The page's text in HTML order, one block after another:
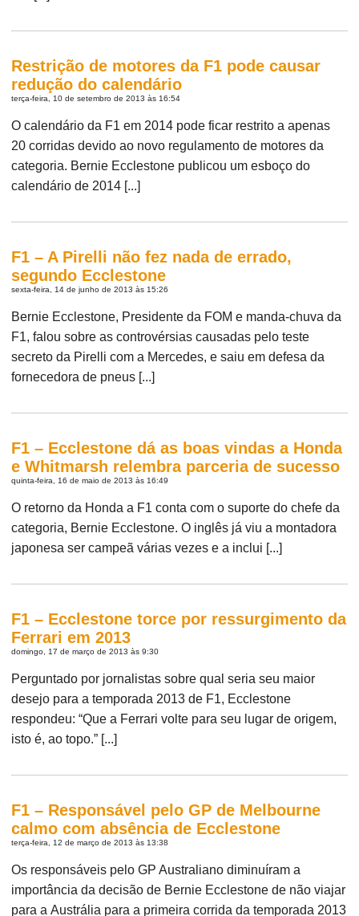
Restrição de motores da F1 pode causar
redução do calendário
terça-feira, 10 de setembro de 2013 às 16:54
O calendário da F1 em 2014 pode ficar restrito a apenas
20 corridas devido ao novo regulamento de motores da
categoria. Bernie Ecclestone publicou um esboço do
calendário de 2014 [...]
F1 – A Pirelli não fez nada de errado,
segundo Ecclestone
sexta-feira, 14 de junho de 2013 às 15:26
Bernie Ecclestone, Presidente da FOM e manda-chuva da
F1, falou sobre as controvérsias causadas pelo teste
secreto da Pirelli com a Mercedes, e saiu em defesa da
fornecedora de pneus [...]
F1 – Ecclestone dá as boas vindas a Honda
e Whitmarsh relembra parceria de sucesso
quinta-feira, 16 de maio de 2013 às 16:49
O retorno da Honda a F1 conta com o suporte do chefe da
categoria, Bernie Ecclestone. O inglês já viu a montadora
japonesa ser campeã várias vezes e a inclui [...]
F1 – Ecclestone torce por ressurgimento da
Ferrari em 2013
domingo, 17 de março de 2013 às 9:30
Perguntado por jornalistas sobre qual seria seu maior
desejo para a temporada 2013 de F1, Ecclestone
respondeu: “Que a Ferrari volte para seu lugar de origem,
isto é, ao topo.” [...]
F1 – Responsável pelo GP de Melbourne
calmo com absência de Ecclestone
terça-feira, 12 de março de 2013 às 13:38
Os responsáveis pelo GP Australiano diminuíram a
importância da decisão de Bernie Ecclestone de não viajar
para a Austrália para a primeira corrida da temporada 2013